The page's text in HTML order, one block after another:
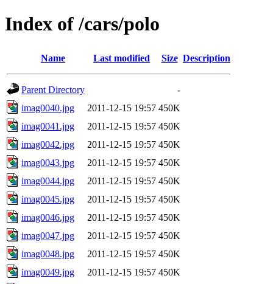
Index of /cars/polo
Name Last modified Size Description
Parent Directory
-
imag0040.jpg
2011-12-15 19:57 450K
imag0041.jpg
2011-12-15 19:57 450K
imag0042.jpg
2011-12-15 19:57 450K
imag0043.jpg
2011-12-15 19:57 450K
imag0044.jpg
2011-12-15 19:57 450K
imag0045.jpg
2011-12-15 19:57 450K
imag0046.jpg
2011-12-15 19:57 450K
imag0047.jpg
2011-12-15 19:57 450K
imag0048.jpg
2011-12-15 19:57 450K
imag0049.jpg
2011-12-15 19:57 450K